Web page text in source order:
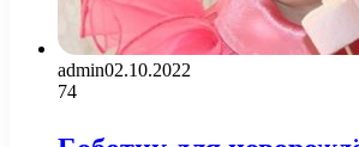
admin02.10.2022
74